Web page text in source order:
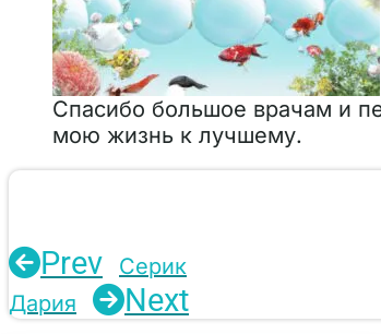
Спасибо большое врачам и
мою жизнь к лучшему.
Prev
Серик
Дария
Next